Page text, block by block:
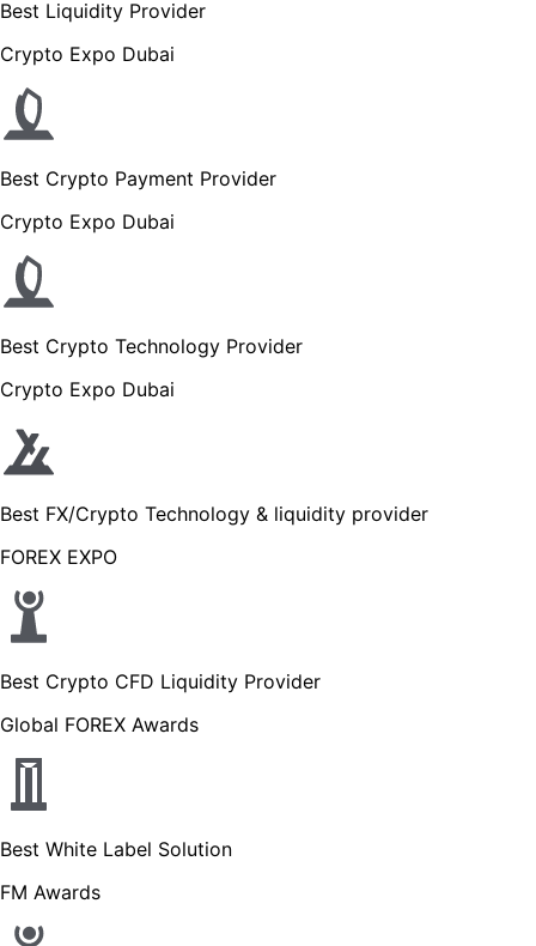
Best Liquidity Provider
Crypto Expo Dubai
Best Crypto Payment Provider
Crypto Expo Dubai
Best Crypto Technology Provider
Crypto Expo Dubai
Best FX/Crypto Technology & liquidity provider
FOREX EXPO
Best Crypto CFD Liquidity Provider
Global FOREX Awards
Best White Label Solution
FM Awards